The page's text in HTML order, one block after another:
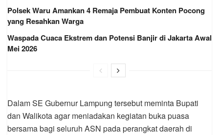
Polsek Waru Amankan 4 Remaja Pembuat Konten Pocong
yang Resahkan Warga
Waspada Cuaca Ekstrem dan Potensi Banjir di Jakarta Awal
Mei 2026
Dalam SE Gubernur Lampung tersebut meminta Bupati
dan Walikota agar meniadakan kegiatan buka puasa
bersama bagi seluruh ASN pada perangkat daerah di